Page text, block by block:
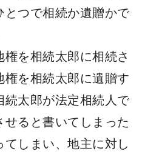
つで相続か遺贈かで
を相続太郎に相続さ
を相続太郎に遺贈す
続太郎が法定相続人で
ると書いてしまった
しまい、地主に対し